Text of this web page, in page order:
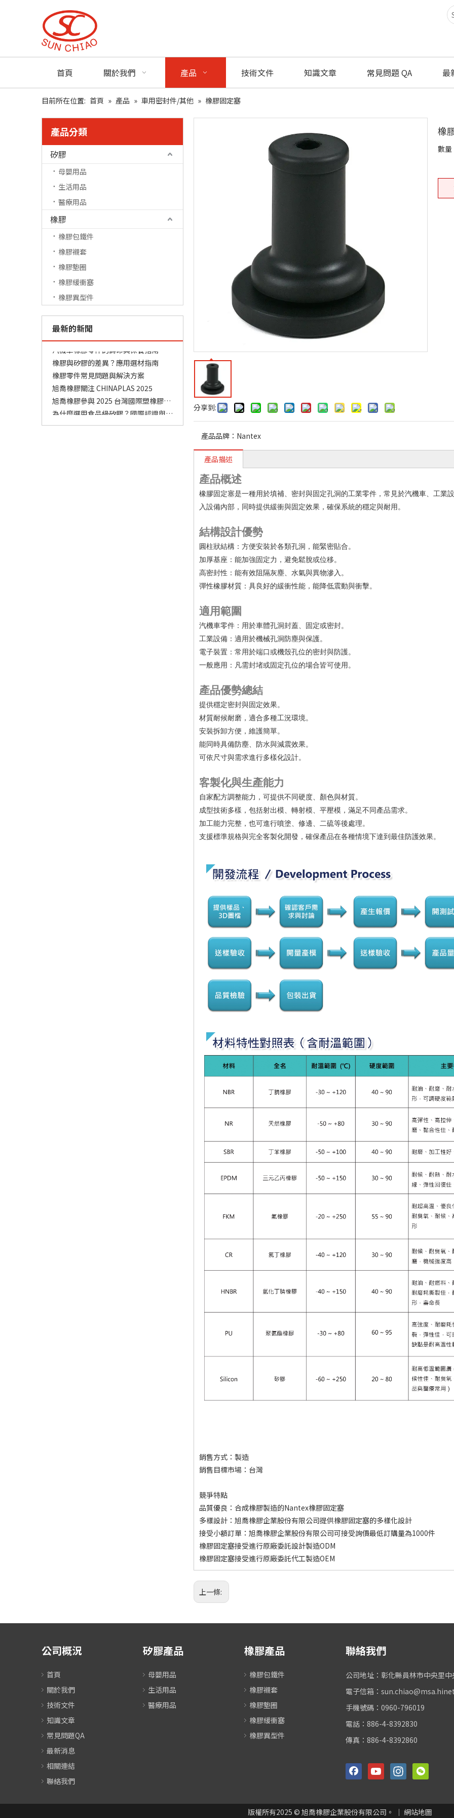
首頁 關於我們 產品 技術文件 知識文章 常見問題 QA 最
目前所在位置: 首頁 » 產品 » 車用密封件/其他 » 橡膠固定塞
產品分類
矽膠
母嬰用品
生活用品
醫療用品
橡膠
橡膠包鐵件
橡膠襯套
橡膠墊圈
橡膠緩衝塞
橡膠異型件
最新的新聞
橡膠零件常見問題與解決方案
旭喬橡膠關注 CHINAPLAS 2025
為什麼選用食品級矽膠？國際認證與安全標準解讀
耐高溫矽膠 VS 耐油橡膠，該如何選擇？
汽機車橡膠零件的壽命與保養指南
橡膠與矽膠的差異？應用選材指南
橡膠零件常見問題與解決方案
旭喬橡膠關注 CHINAPLAS 2025
耐高溫矽膠 VS 耐油橡膠，該如何選擇？
分享到:
橡
數量
產品品牌： Nantex
產品描述
產品概述
橡膠固定塞是一種用於填補、密封與固定孔洞的工業零件，常見於汽機車、工業
入設備內部，同時提供緩衝與固定效果，確保系統的穩定與耐用。
結構設計優勢
圓柱狀結構：方便安裝於各類孔洞，能緊密貼合。
加厚基座：能加強固定力，避免鬆脫或位移。
高密封性：能有效阻隔灰塵、水氣與異物滲入。
彈性橡膠材質：具良好的緩衝性能，能降低震動與衝擊。
適用範圍
汽機車零件：用於車體孔洞封蓋、固定或密封。
工業設備：適用於機械孔洞防塵與保護。
電子裝置：常用於端口或機殼孔位的密封與防護。
一般應用：凡需封堵或固定孔位的場合皆可使用。
產品優勢總結
提供穩定密封與固定效果。
材質耐候耐磨，適合多種工況環境。
安裝拆卸方便，維護簡單。
能同時具備防塵、防水與減震效果。
可依尺寸與需求進行多樣化設計。
客製化與生產能力
自家配方調整能力，可提供不同硬度、顏色與材質。
成型技術多樣，包括射出模、轉射模、平壓模，滿足不同產品需求。
加工能力完整，也可進行噴塗、修邊、二硫等後處理。
支援標準規格與完全客製化開發，確保產品在各種情境下達到最佳防護效果。
銷售方式：製造
銷售目標市場：台灣
競爭特點
品質優良：合成橡膠製造的Nantex橡膠固定塞
多樣設計：旭喬橡膠企業股份有限公司提供橡膠固定塞的多樣化設計
接受小額訂單：旭喬橡膠企業股份有限公司可接受詢價最低訂購量為1000件
橡膠固定塞接受進行原廠委託設計製造ODM
橡膠固定塞接受進行原廠委託代工製造OEM
上一條:
公司概況
首頁
關於我們
技術文件
知識文章
常見問題QA
最新消息
相關連結
聯絡我們
矽膠產品
母嬰用品
生活用品
醫療用品
橡膠產品
橡膠包鐵件
橡膠襯套
橡膠墊圈
橡膠緩衝塞
橡膠異型件
聯絡我們
公司地址：彰化縣員林市中央里
電子信箱：
手機號碼：0960-796019
電話：886-4-8392830
傳真：886-4-8392860
版權所有2025 © 旭喬橡膠企業股份有限公司。 ｜ 網站地圖